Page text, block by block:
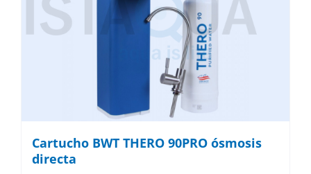
Cartucho BWT THERO 90PRO ósmosis
directa